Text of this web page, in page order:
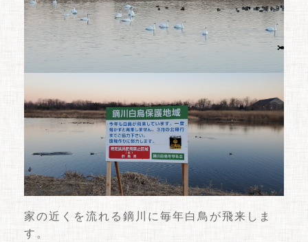
家の近くを流れる鏑川に毎年白鳥が飛来しま
す。